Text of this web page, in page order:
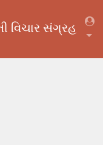
વિચાર સંગ્રહ